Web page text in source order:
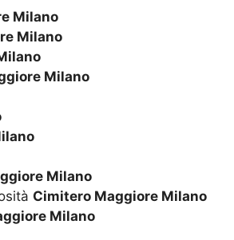
Milano
Milano
Milano
Milano
Cimitero Maggiore Milano
Milano